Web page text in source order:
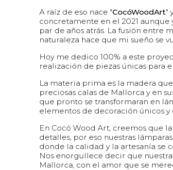
A raíz de eso nace "CocóWoodArt"
concretamente en el 2021 aunque
par de años atrás. La fusión entre
naturaleza hace que mi sueño se
Hoy me dedico 100% a este
realización de piezas únicas para
La materia prima es la madera
preciosas calas de Mallorca y en
que pronto se transformaran en
elementos de decoración únicos y
En Cocó Wood Art, creemos que
detalles, por eso nuestras
donde la calidad y la artesanía se
Nos enorgullece decir que
Mallorca, con el amor que se